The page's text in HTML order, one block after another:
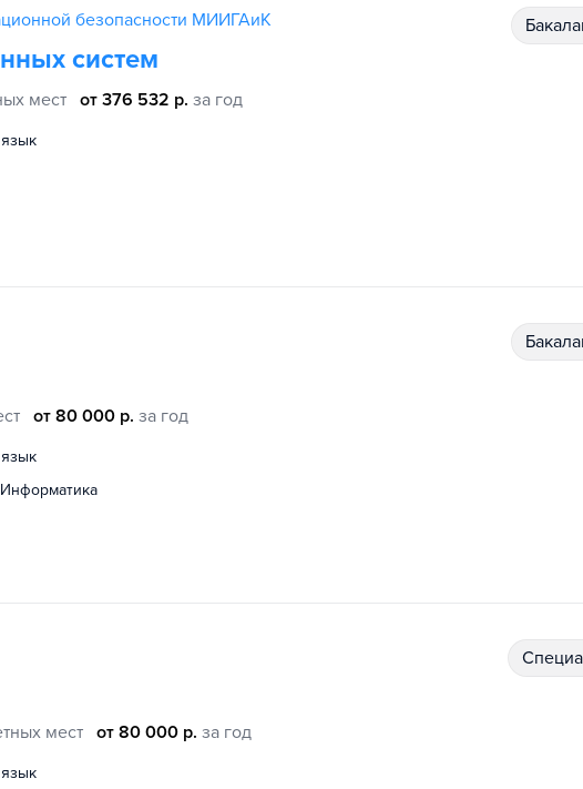
безопасности МИИГАиК
систем
мест от 376 532 р. за год
язык
от 80 000 р. за год
язык
информатика
мест от 80 000 р. за год
язык